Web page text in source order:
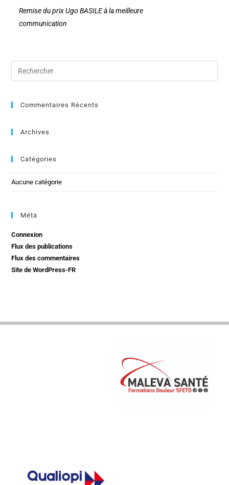
Remise du prix Ugo BASILE à la meilleure
communication
Commentaires Récents
Archives
Catégories
Aucune catégorie
Méta
Connexion
Flux des publications
Flux des commentaires
Site de WordPress-FR